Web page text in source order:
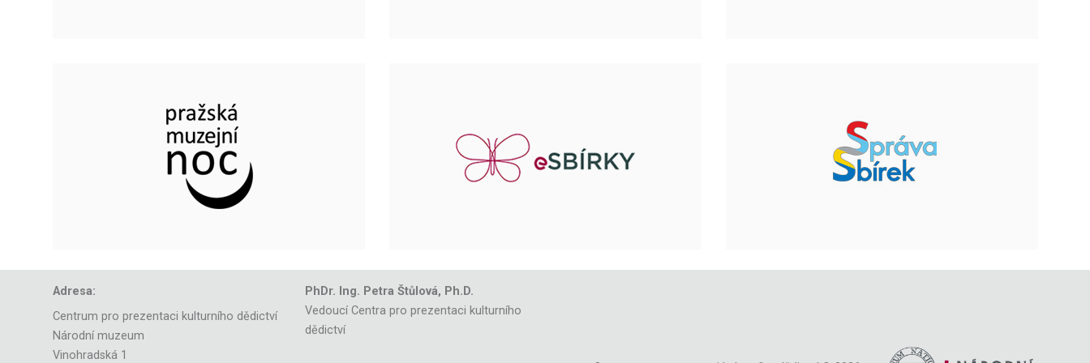
Adresa:
Centrum pro prezentaci kulturního dědictví
Národní muzeum
Vinohradská 1
PhDr. Ing. Petra Štůlová, Ph.D.
Vedoucí Centra pro prezentaci kulturního
dědictví